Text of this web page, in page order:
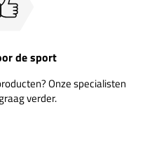
de sport
Onze specialisten
verder.